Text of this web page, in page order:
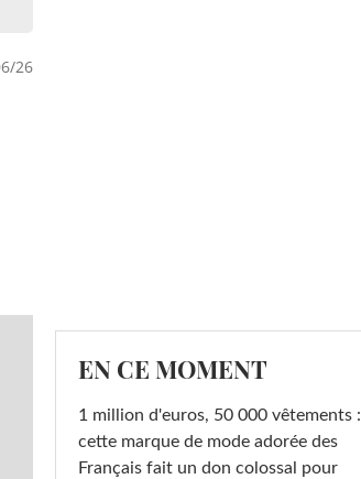
26
EN CE MOMENT
1 million d'euros, 50 000 vêtements :
cette marque de mode adorée des
Français fait un don colossal pour